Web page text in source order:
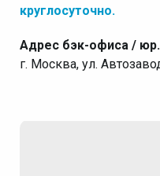
круглосуточно.
Адрес бэк-офиса /
г. Москва, ул.